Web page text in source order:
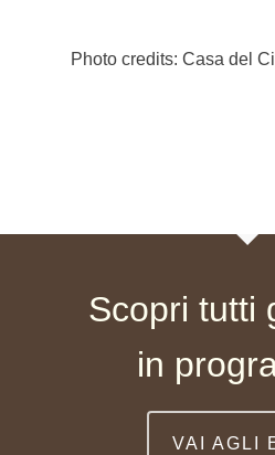
Photo credits: Casa del
Scopri tutti
in
VAI AGLI